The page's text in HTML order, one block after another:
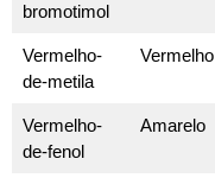
bromotimol
Vermelho-
de-metila
Vermelho
Vermelho-
de-fenol
Amarelo